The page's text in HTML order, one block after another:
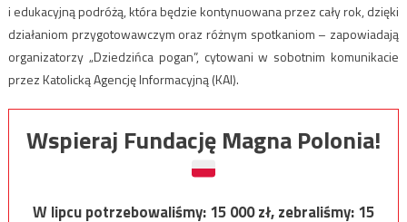
i edukacyjną podróżą, która będzie kontynuowana przez cały rok, dzięki
działaniom przygotowawczym oraz różnym spotkaniom – zapowiadają
organizatorzy „Dziedzińca pogan”, cytowani w sobotnim komunikacie
przez Katolicką Agencję Informacyjną (KAI).
Wspieraj Fundację Magna Polonia!
W lipcu potrzebowaliśmy:15 000zł, zebraliśmy:15